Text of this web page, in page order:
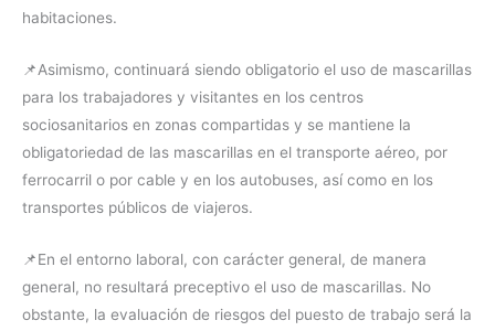
habitaciones.
📌Asimismo, continuará siendo obligatorio el uso de mascarillas
para los trabajadores y visitantes en los centros
sociosanitarios en zonas compartidas y se mantiene la
obligatoriedad de las mascarillas en el transporte aéreo, por
ferrocarril o por cable y en los autobuses, así como en los
transportes públicos de viajeros.
📌En el entorno laboral, con carácter general, de manera
general, no resultará preceptivo el uso de mascarillas. No
obstante, la evaluación de riesgos del puesto de trabajo será la